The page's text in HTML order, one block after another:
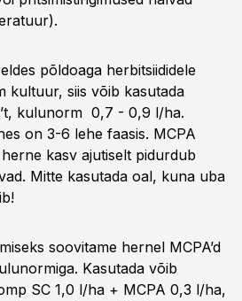
põldoaga herbitsiididele
kultuur, siis võib kasutada
kulunorm 0,7 - 0,9 l/ha.
on 3-6 lehe faasis. MCPA
kasv ajutiselt pidurdub
Mitte kasutada oal, kuna uba
soovitame hernel MCPA’d
Kasutada võib
SC 1,0 l/ha + MCPA 0,3 l/ha,